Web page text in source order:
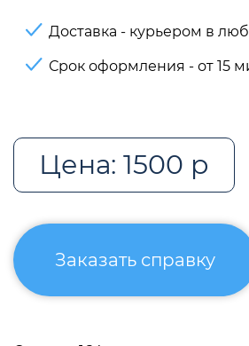
Доставка - курьером в
Срок оформления - от 15
Цена: 1500 р
Заказать справку